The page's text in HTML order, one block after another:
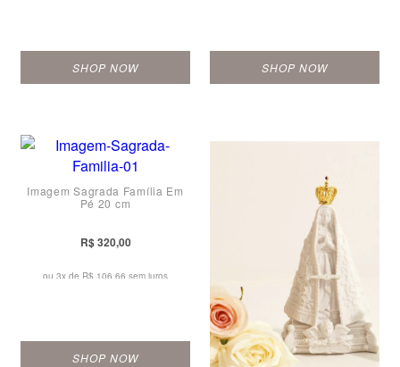
SHOP NOW SHOP NOW
Imagem Sagrada Família Em
Pé 20 cm
R$ 320,00
ou 3x de R$ 106,66 sem juros
SHOP NOW